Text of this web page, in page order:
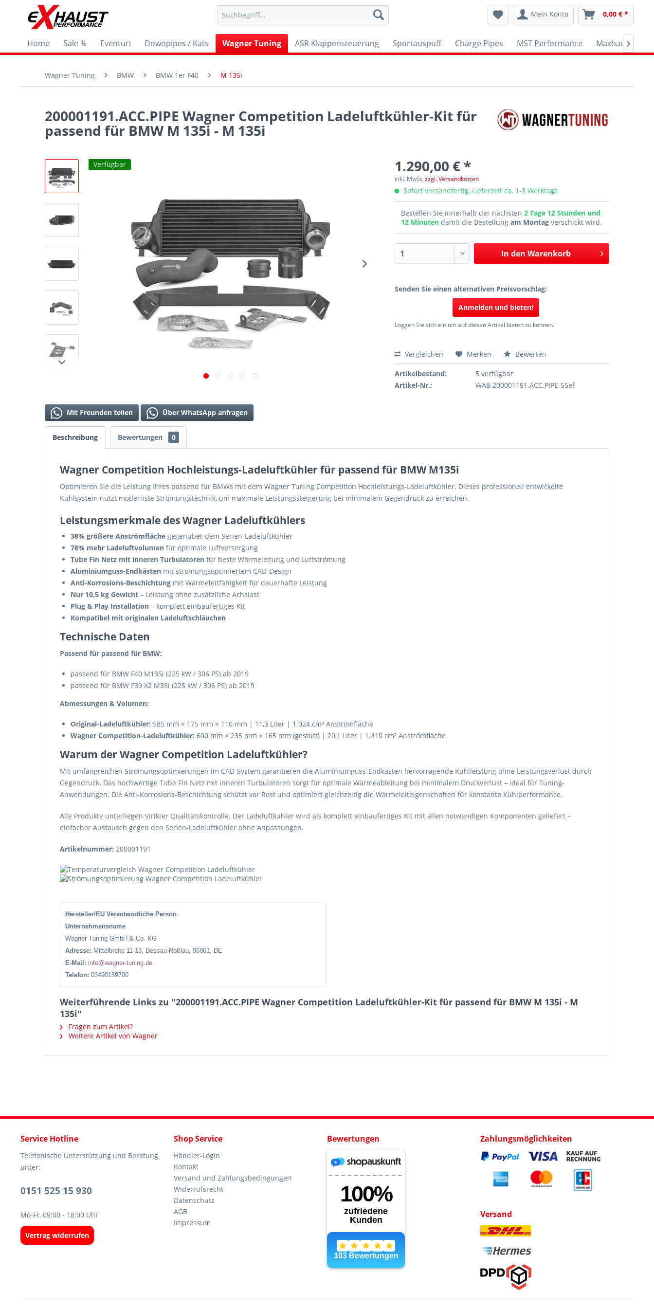
Mein Konto 0,00 € *
Home Sale % Eventuri Downpipes / Kats Wagner Tuning ASR Klappensteuerung Sportauspuff Charge Pipes MST Performance Maxhaust

Wagner Tuning BMW BMW 1er F40 M 135i
200001191.ACC.PIPE Wagner Competition Ladeluftkühler-Kit für
passend für BMW M 135i - M 135i
Verfügbar 1.290,00 € *
inkl. MwSt.zzgl. Versandkosten
Sofort versandfertig, Lieferzeit ca. 1-3 Werktage
Bestellen Sie innerhalb der nächsten2 Tage 12 Stunden und
12 Minutendamit die Bestellungam Montag verschickt wird.
In den Warenkorb
Senden Sie einen alternativen Preisvorschlag:
Anmelden und bieten!
Loggen Sie sich ein um auf diesen Artikel bieten zu können.
Vergleichen Merken Bewerten
Artikelbestand:
5 verfügbar
Artikel-Nr.:
WA8-200001191.ACC.PIPE-55ef
Mit Freunden teilen Über WhatsApp anfragen
Beschreibung Bewertungen 0
Wagner Competition Hochleistungs-Ladeluftkühler für passend für BMW M135i
Optimieren Sie die Leistung Ihres passend für BMWs mit dem Wagner Tuning Competition Hochleistungs-Ladeluftkühler. Dieses professionell entwickelte
Kühlsystem nutzt modernste Strömungstechnik, um maximale Leistungssteigerung bei minimalem Gegendruck zu erreichen.
Leistungsmerkmale des Wagner Ladeluftkühlers
38% größere Anströmfläche gegenüber dem Serien-Ladeluftkühler
78% mehr Ladeluftvolumen für optimale Luftversorgung
Tube Fin Netz mit inneren Turbulatoren für beste Wärmeleitung und Luftströmung
Aluminiumguss-Endkästen mit strömungsoptimiertem CAD-Design
Anti-Korrosions-Beschichtung mit Wärmeleitfähigkeit für dauerhafte Leistung
Nur 10,5 kg Gewicht – Leistung ohne zusätzliche Achslast
Plug & Play Installation – komplett einbaufertiges Kit
Kompatibel mit originalen Ladeluftschläuchen
Technische Daten
Passend für passend für BMW:
passend für BMW F40 M135i (225 kW / 306 PS) ab 2019
passend für BMW F39 X2 M35i (225 kW / 306 PS) ab 2019
Abmessungen & Volumen:
Original-Ladeluftkühler: 585 mm × 175 mm × 110 mm | 11,3 Liter | 1.024 cm² Anströmfläche
Wagner Competition-Ladeluftkühler: 600 mm × 235 mm × 165 mm (gestuft) | 20,1 Liter | 1.410 cm² Anströmfläche
Warum der Wagner Competition Ladeluftkühler?
Mit umfangreichen Strömungsoptimierungen im CAD-System garantieren die Aluminiumguss-Endkästen hervorragende Kühlleistung ohne Leistungsverlust durch
Gegendruck. Das hochwertige Tube Fin Netz mit inneren Turbulatoren sorgt für optimale Wärmeableitung bei minimalem Druckverlust – ideal für Tuning-
Anwendungen. Die Anti-Korrosions-Beschichtung schützt vor Rost und optimiert gleichzeitig die Wärmeleiteigenschaften für konstante Kühlperformance.
Alle Produkte unterliegen strikter Qualitätskontrolle. Der Ladeluftkühler wird als komplett einbaufertiges Kit mit allen notwendigen Komponenten geliefert –
einfacher Austausch gegen den Serien-Ladeluftkühler ohne Anpassungen.
Artikelnummer: 200001191
Hersteller/EU Verantwortliche Person
Unternehmensname
Wagner Tuning GmbH & Co. KG
Adresse: Mittelbreite 11-13, Dessau-Roßlau, 06861, DE
E-Mail: info@wagner-tuning.de
Telefon: 03490159700
Weiterführende Links zu "200001191.ACC.PIPE Wagner Competition Ladeluftkühler-Kit für passend für BMW M 135i - M
135i"
Fragen zum Artikel?
Weitere Artikel von Wagner
Service Hotline
Telefonische Unterstützung und Beratung
unter:
0151 525 15 930
Mo-Fr, 09:00 - 18:00 Uhr
Vertrag widerrufen
Shop Service
Händler-Login
Kontakt
Versand und Zahlungsbedingungen
Widerrufsrecht
Datenschutz
AGB
Impressum
Bewertungen Zahlungsmöglichkeiten
Versand